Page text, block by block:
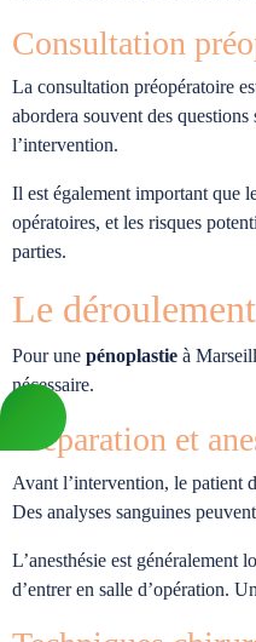
Consultation
La consultation préopératoire
abordera souvent des
l’intervention.
Il est également important que
opératoires, et les risques
parties.
Le
Pour une pénoplastie à
nécessaire.
Préparation et
Avant l’intervention, le patient
Des analyses sanguines
L’anesthésie est généralement
d’entrer en salle d’opération.